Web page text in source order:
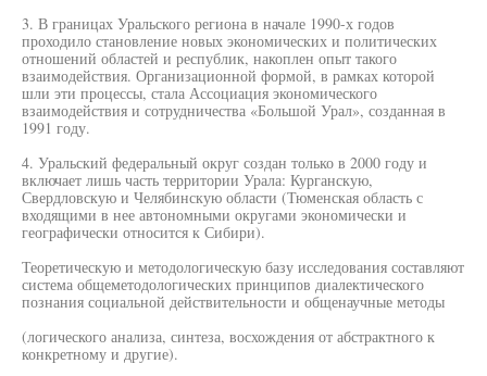
3. В границах Уральского региона в начале 1990-х годов
проходило становление новых экономических и политических
отношений областей и республик, накоплен опыт такого
взаимодействия. Организационной формой, в рамках которой
шли эти процессы, стала Ассоциация экономического
взаимодействия и сотрудничества «Большой Урал», созданная в
1991 году.
4. Уральский федеральный округ создан только в 2000 году и
включает лишь часть территории Урала: Курганскую,
Свердловскую и Челябинскую области (Тюменская область с
входящими в нее автономными округами экономически и
географически относится к Сибири).
Теоретическую и методологическую базу исследования составляют
система общеметодологических принципов диалектического
познания социальной действительности и общенаучные методы
(логического анализа, синтеза, восхождения от абстрактного к
конкретному и другие).